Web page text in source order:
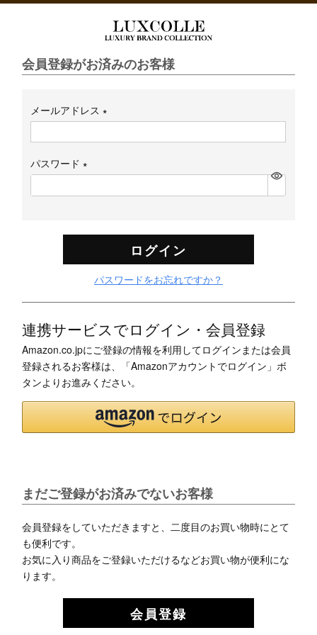
会員登録がお済みのお客様
メールアドレス
パスワード
ログイン
パスワードをお忘れですか？
連携サービスでログイン・会員登録
Amazon.co.jpにご登録の情報を利用してログインまたは会員
登録されるお客様は、「Amazonアカウントでログイン」ボ
タンよりお進みください。
まだご登録がお済みでないお客様
会員登録をしていただきますと、二度目のお買い物時にとて
も便利です。
お気に入り商品をご登録いただけるなどお買い物が便利にな
ります。
会員登録